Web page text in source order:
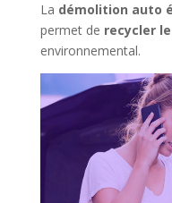
La démolition auto
permet de recycler
environnemental.